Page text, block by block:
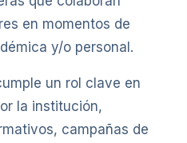
en momentos de
y/o personal.
un rol clave en
la institución,
campañas de